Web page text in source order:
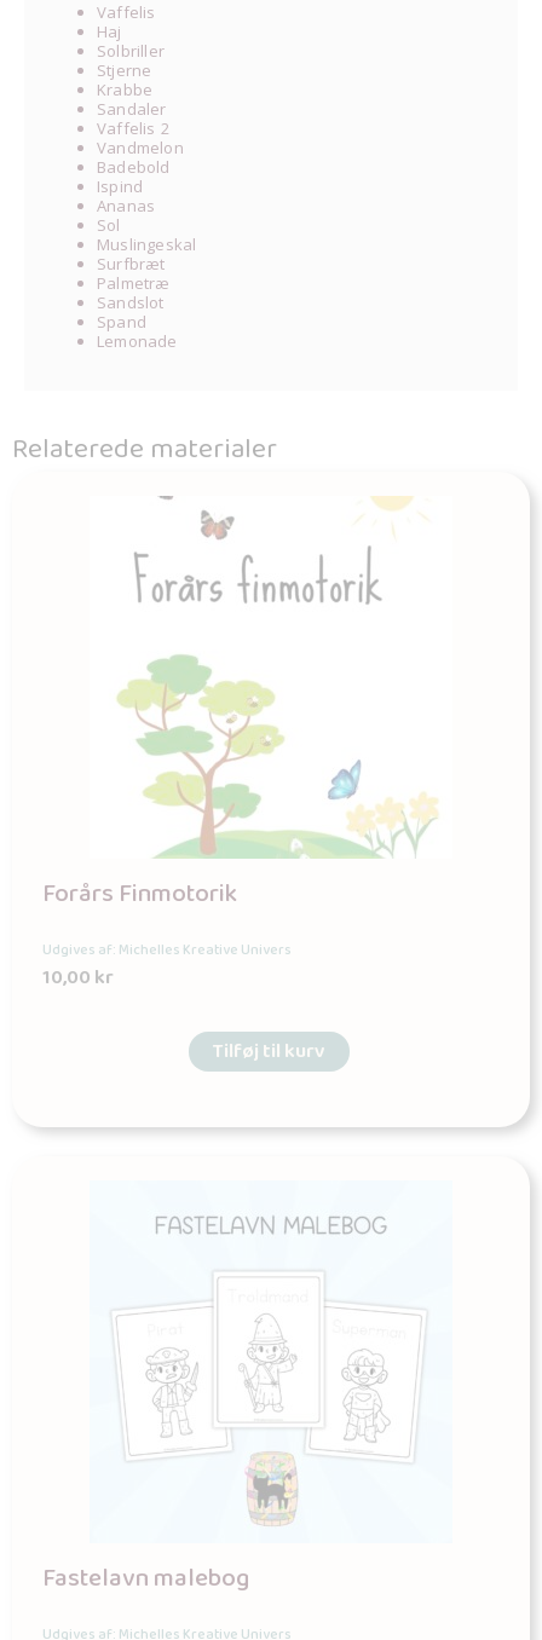
Vaffelis
Haj
Solbriller
Stjerne
Krabbe
Sandaler
Vaffelis 2
Vandmelon
Badebold
Ispind
Ananas
Sol
Muslingeskal
Surfbræt
Palmetræ
Sandslot
Spand
Lemonade
Relaterede materialer
Forårs Finmotorik
Udgives af: Michelles Kreative Univers
10,00kr
Tilføj til kurv
Fastelavn malebog
Udgives af: Michelles Kreative Univers